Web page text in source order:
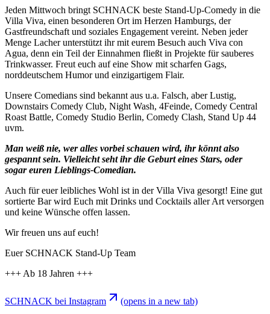
Jeden Mittwoch bringt SCHNACK beste Stand-Up-Comedy in die
Villa Viva, einen besonderen Ort im Herzen Hamburgs, der
Gastfreundschaft und soziales Engagement vereint. Neben jeder
Menge Lacher unterstützt ihr mit eurem Besuch auch Viva con
Agua, denn ein Teil der Einnahmen fließt in Projekte für sauberes
Trinkwasser. Freut euch auf eine Show mit scharfen Gags,
norddeutschem Humor und einzigartigem Flair.
Unsere Comedians sind bekannt aus u.a. Falsch, aber Lustig,
Downstairs Comedy Club, Night Wash, 4Feinde, Comedy Central
Roast Battle, Comedy Studio Berlin, Comedy Clash, Stand Up 44
uvm.
Man weiß nie, wer alles vorbei schauen wird, ihr könnt also
gespannt sein. Vielleicht seht ihr die Geburt eines Stars, oder
sogar euren Lieblings-Comedian.
Auch für euer leibliches Wohl ist in der Villa Viva gesorgt! Eine gut
sortierte Bar wird Euch mit Drinks und Cocktails aller Art versorgen
und keine Wünsche offen lassen.
Wir freuen uns auf euch!
Euer SCHNACK Stand-Up Team
+++ Ab 18 Jahren +++
SCHNACK bei Instagram (opens in a new tab)